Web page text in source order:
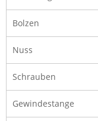
Bolzen
Nuss
Schrauben
Gewindestange